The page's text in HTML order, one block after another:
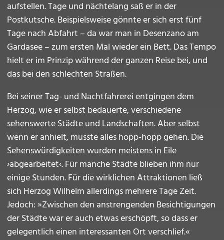
aufstellen. Tage und nächtelang saß er in der
Postkutsche. Beispielsweise gönnte er sich erst fünf
Tage nach Abfahrt – da war man in Desenzano am
Gardasee – zum ersten Mal wieder ein Bett. Das Tempo
hielt er im Prinzip während der ganzen Reise bei, und
das bei den schlechten Straßen.
Bei seiner Tag- und Nachtfahrerei entgingen dem
Herzog, wie er selbst bedauerte, verschiedene
sehenswerte Städte und Landschaften. Aber selbst
wenn er anhielt, musste alles hopp-hopp gehen. Die
Sehenswürdigkeiten wurden meistens in Eile
›abgearbeitet‹. Für manche Städte blieben ihm nur
einige Stunden. Für die wirklichen Attraktionen ließ
sich Herzog Wilhelm allerdings mehrere Tage Zeit.
Jedoch: »Zwischen den anstrengenden Besichtigungen
der Städte war er auch etwas erschöpft, so dass er
gelegentlich einen interessanten Ort verschlief.«